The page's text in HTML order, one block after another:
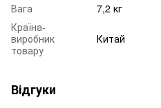
Вага
7,2 кг
Країна-
виробник
товару
Китай
Відгуки